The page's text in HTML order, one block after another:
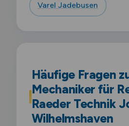
Varel Jadebusen
Häufige Fragen
Mechaniker für
Raeder Technik
Wilhelmshaven